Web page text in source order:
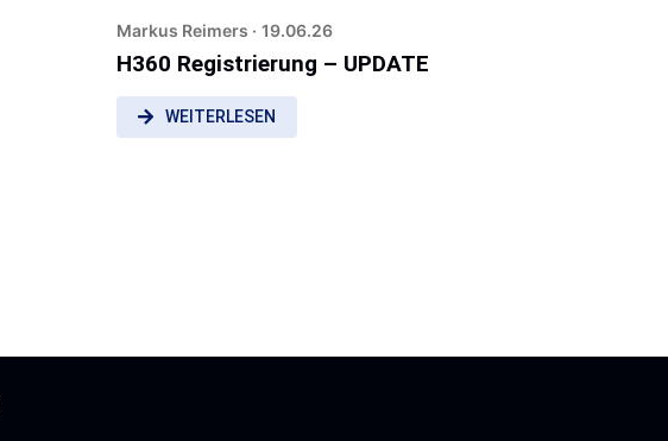
Markus Reimers · 19.06.26
H360 Registrierung – UPDATE
WEITERLESEN